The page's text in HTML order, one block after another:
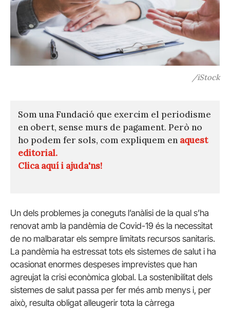
/iStock
Som una Fundació que exercim el periodisme
en obert, sense murs de pagament. Però no
ho podem fer sols, com expliquem en aquest
editorial.
Clica aquí i ajuda'ns!
Un dels problemes ja coneguts l’anàlisi de la qual s’ha
renovat amb la pandèmia de Covid-19 és la necessitat
de no malbaratar els sempre limitats recursos sanitaris.
La pandèmia ha estressat tots els sistemes de salut i ha
ocasionat enormes despeses imprevistes que han
agreujat la crisi econòmica global. La sostenibilitat dels
sistemes de salut passa per fer més amb menys i, per
això, resulta obligat alleugerir tota la càrrega